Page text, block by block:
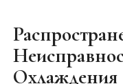
Охлаждения